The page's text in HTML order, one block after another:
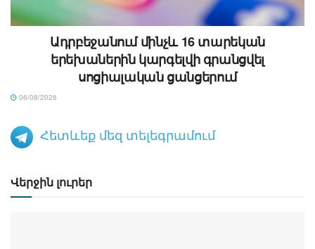
Ադրբեջանում մինչև 16 տարեկան
երեխաներին կարգելվի գրանցվել
սոցիալական ցանցերում
06/08/2026
Հետևեք մեզ տելեգրամում
Վերջին լուրեր